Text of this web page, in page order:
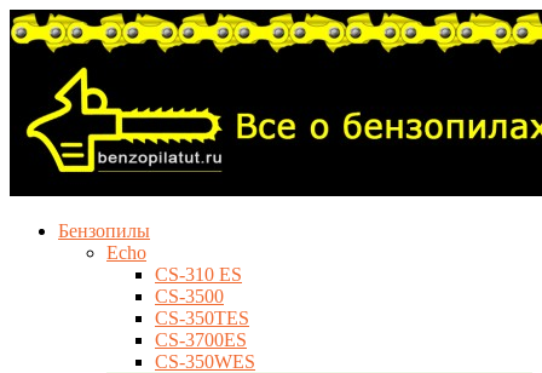
Бензопилы
Echo
CS-310 ES
CS-3500
CS-350TES
CS-3700ES
CS-350WES